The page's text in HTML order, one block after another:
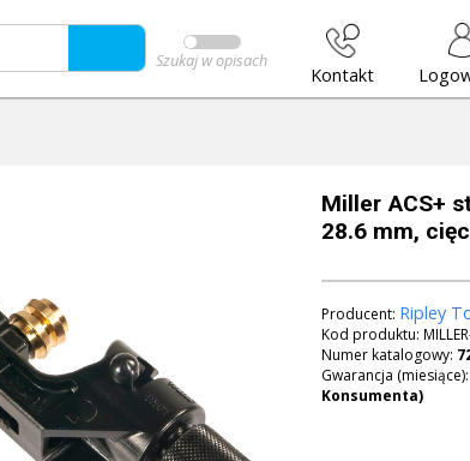
Szukaj w opisach
Kontakt
Miller ACS+
28.6 mm,
Producent: Ripley
Kod produktu:
Numer katalogowy:
Gwarancja